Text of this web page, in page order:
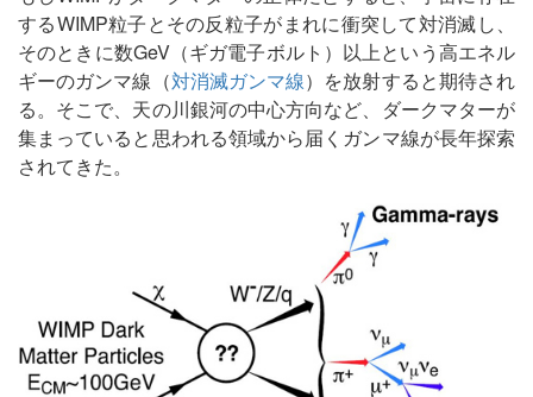
するWIMP粒子とその反粒子がまれに衝突して対消滅し、
そのときに数GeV（ギガ電子ボルト）以上という高エネル
ギーのガンマ線（対消滅ガンマ線）を放射すると期待され
る。そこで、天の川銀河の中心方向など、ダークマターが
集まっていると思われる領域から届くガンマ線が長年探索
されてきた。